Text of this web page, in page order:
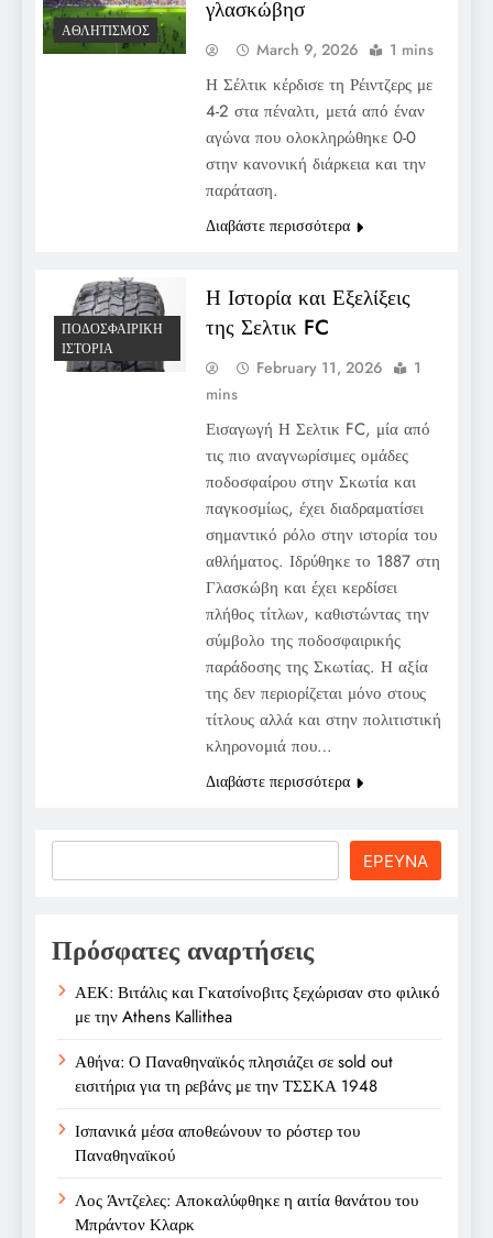
ΑΘΛΗΤΙΣΜΌΣ
γλασκώβησ
March 9, 2026 1 mins
Η Σέλτικ κέρδισε τη Ρέιντζερς με
4-2 στα πέναλτι, μετά από έναν
αγώνα που ολοκληρώθηκε 0-0
στην κανονική διάρκεια και την
παράταση.
Διαβάστε περισσότερα
ΠΟΔΟΣΦΑΙΡΙΚΉ
ΙΣΤΟΡΊΑ
Η Ιστορία και Εξελίξεις
της Σελτικ FC
February 11, 2026
1
mins
Εισαγωγή Η Σελτικ FC, μία από
τις πιο αναγνωρίσιμες ομάδες
ποδοσφαίρου στην Σκωτία και
παγκοσμίως, έχει διαδραματίσει
σημαντικό ρόλο στην ιστορία του
αθλήματος. Ιδρύθηκε το 1887 στη
Γλασκώβη και έχει κερδίσει
πλήθος τίτλων, καθιστώντας την
σύμβολο της ποδοσφαιρικής
παράδοσης της Σκωτίας. Η αξία
της δεν περιορίζεται μόνο στους
τίτλους αλλά και στην πολιτιστική
κληρονομιά που…
Διαβάστε περισσότερα
ΕΡΕΥΝΑ
Πρόσφατες αναρτήσεις
ΑΕΚ: Βιτάλις και Γκατσίνοβιτς ξεχώρισαν στο φιλικό
με την Athens Kallithea
Αθήνα: Ο Παναθηναϊκός πλησιάζει σε sold out
εισιτήρια για τη ρεβάνς με την ΤΣΣΚΑ 1948
Ισπανικά μέσα αποθεώνουν το ρόστερ του
Παναθηναϊκού
Λος Άντζελες: Αποκαλύφθηκε η αιτία θανάτου του
Μπράντον Κλαρκ